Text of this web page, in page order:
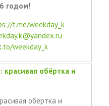
годом!
t.me/weekday_k
weekday_k
красивая обёртка и
обёртка и